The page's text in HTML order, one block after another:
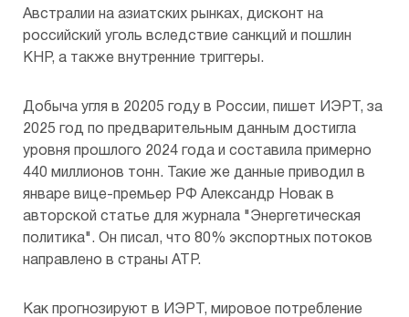
Австралии на азиатских рынках, дисконт на
российский уголь вследствие санкций и пошлин
КНР, а также внутренние триггеры.
Добыча угля в 20205 году в России, пишет ИЭРТ, за
2025 год по предварительным данным достигла
уровня прошлого 2024 года и составила примерно
440 миллионов тонн. Такие же данные приводил в
январе вице-премьер РФ Александр Новак в
авторской статье для журнала "Энергетическая
политика". Он писал, что 80% экспортных потоков
направлено в страны АТР.
Как прогнозируют в ИЭРТ, мировое потребление